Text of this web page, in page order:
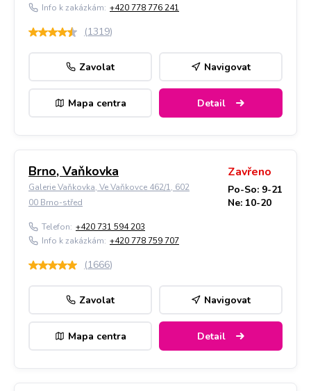
Info k zakázkám: +420 778 776 241
(1319)
Zavolat Navigovat
Mapa centra Detail
Brno, Vaňkovka
Galerie Vaňkovka, Ve Vaňkovce 462/1, 602
00 Brno-střed
Zavřeno
Po-So: 9-21
Ne: 10-20
Telefon: +420 731 594 203
Info k zakázkám: +420 778 759 707
(1666)
Zavolat Navigovat
Mapa centra Detail